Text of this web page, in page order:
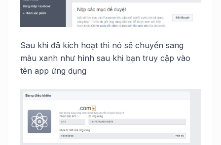
Sau khi đã kích hoạt thì nó sẽ chuyển sang
màu xanh như hình sau khi bạn truy cập vào
tên app ứng dụng